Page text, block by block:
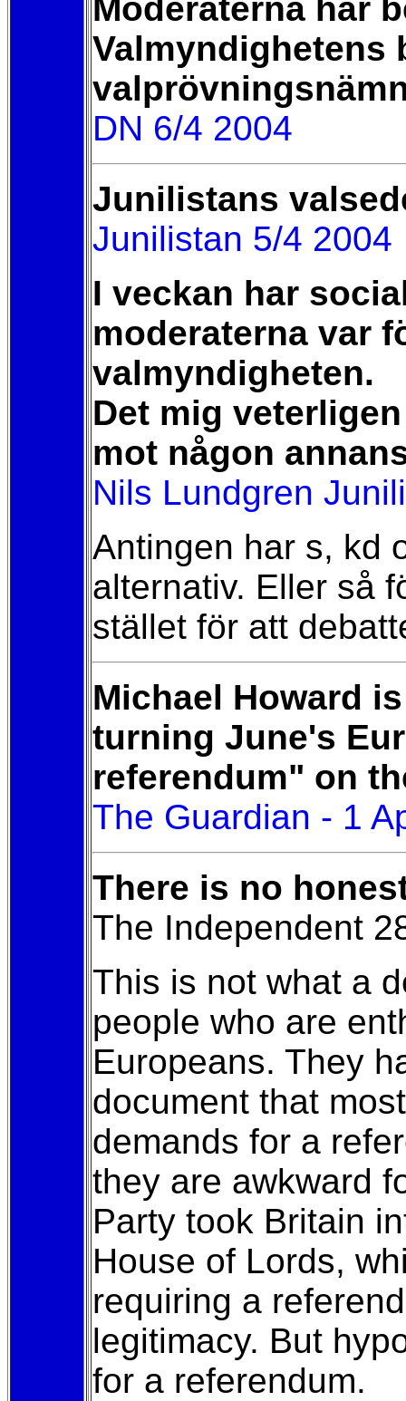
Moderaterna har
Valmyndighetens
DN 6/4 2004
Junilistans
Junilistan 5/4 2004
I veckan har
moderaterna var
valmyndigheten.
Det mig
mot någon
Nils Lundgren
Antingen har s, kd
alternativ. Eller så
stället för att
Michael Howard
turning June's
referendum" on
The Guardian - 1
There is no
The Independent
This is not what a
people who are
Europeans. They
document that
demands for a
they are awkward
Party took Britain
House of Lords,
requiring a
legitimacy. But
for a referendum.